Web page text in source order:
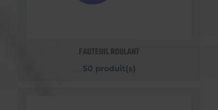
FAUTEUIL ROULANT
50 produit(s)